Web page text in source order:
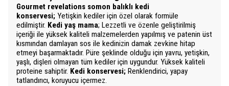
Gourmet revelations somon balıklı kedi
konservesi; Yetişkin kediler için özel olarak formüle
edilmiştir. Kedi yaş mama; Lezzetli ve özenle geliştirilmiş
içeriği ile yüksek kaliteli malzemelerden yapılmış ve patenin üst
kısmından damlayan sos ile kedinizin damak zevkine hitap
etmeyi başarmaktadır. Püre şeklinde olduğu için yavru, yetişkin,
yaşlı, dişleri olmayan tüm kediler için uygundur. Yüksek kaliteli
proteine sahiptir. Kedi konservesi; Renklendirici, yapay
tatlandırıcı, koruyucu içermez.